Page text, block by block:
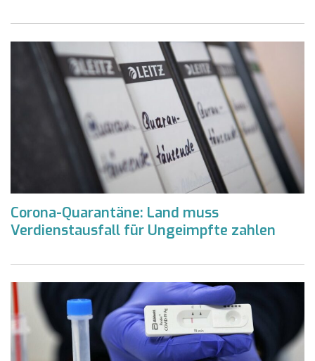
Corona-Quarantäne: Land muss
Verdienstausfall für Ungeimpfte zahlen